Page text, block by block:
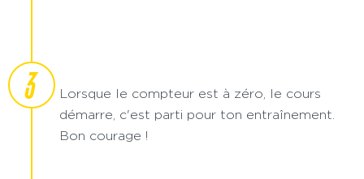
3
Lorsque le compteur est à zéro, le cours
démarre, c'est parti pour ton entraînement.
Bon courage !